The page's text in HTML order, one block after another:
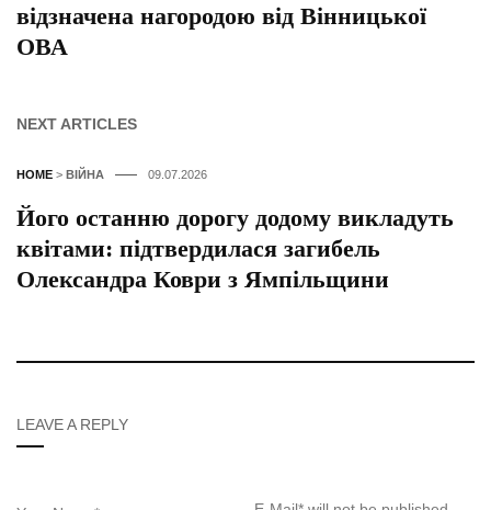
відзначена нагородою від Вінницької
ОВА
NEXT ARTICLES
HOME > ВІЙНА 09.07.2026
Його останню дорогу додому викладуть
квітами: підтвердилася загибель
Олександра Коври з Ямпільщини
LEAVE A REPLY